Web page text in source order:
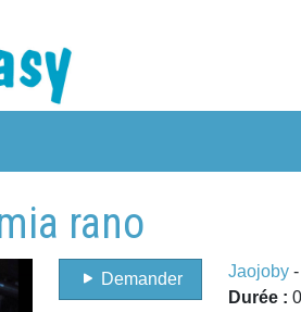
rano
Demander Jaojoby
Durée :